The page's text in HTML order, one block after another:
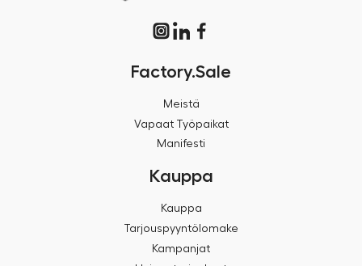
Factory.Sale
Meistä
Vapaat Työpaikat
Manifesti
Kauppa
Kauppa
Tarjouspyyntölomake
Kampanjat